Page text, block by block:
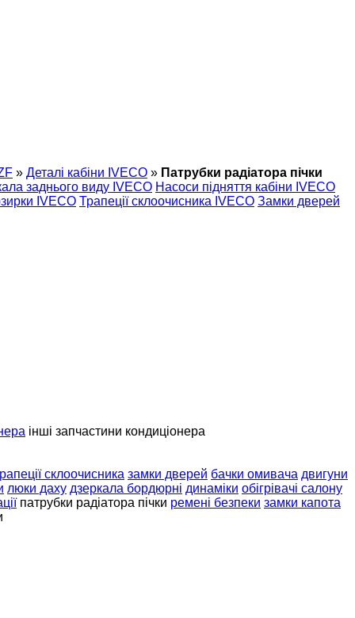
» Деталі кабіни IVECO » Патрубки радіатора пічки
заднього виду IVECO Насоси підняття кабіни IVECO
IVECO Трапеції склоочисника IVECO Замки дверей
інші запчастини кондиціонера
склоочисника замки дверей бачки омивача двигуни
люки даху дзеркала бордюрні динаміки обігрівачі салону
патрубки радіатора пічки ремені безпеки замки капота